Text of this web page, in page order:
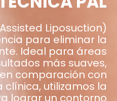
Liposuction)
para eliminar la
Ideal para áreas
más suaves,
comparación con
utilizamos la
lograr un contorno